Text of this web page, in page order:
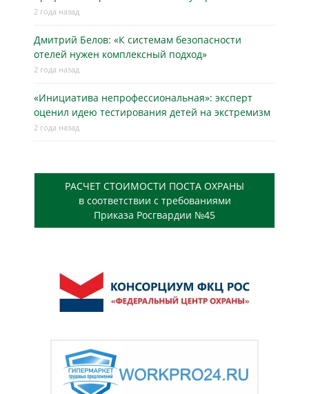
2 года назад
Дмитрий Белов: «К системам безопасности
отелей нужен комплексный подход»
2 года назад
«Инициатива непрофессиональная»: эксперт
оценил идею тестирования детей на экстремизм
2 года назад
РАСЧЕТ СТОИМОСТИ ПОСТА ОХРАНЫ
в соответствии с требованиями
Приказа Росгвардии №45